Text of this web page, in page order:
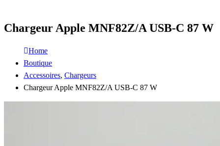
Chargeur Apple MNF82Z/A USB-C 87 W
Home
Boutique
Accessoires, Chargeurs
Chargeur Apple MNF82Z/A USB-C 87 W